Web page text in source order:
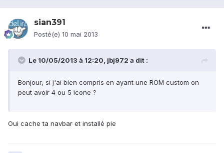
sian391
Posté(e) 10 mai 2013
Le 10/05/2013 à 12:20, jbj972 a dit :
Bonjour, si j'ai bien compris en ayant une ROM custom on
peut avoir 4 ou 5 icone ?
Oui cache ta navbar et installé pie